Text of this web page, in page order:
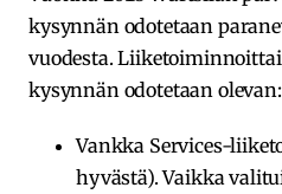
kysynnän odotetaan
vuodesta.
kysynnän odotetaan olevan:
Vankka Services-
hyvästä). Vaikka